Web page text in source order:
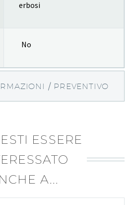
erbosi
No
/ PREVENTIVO
ESSERE
A...